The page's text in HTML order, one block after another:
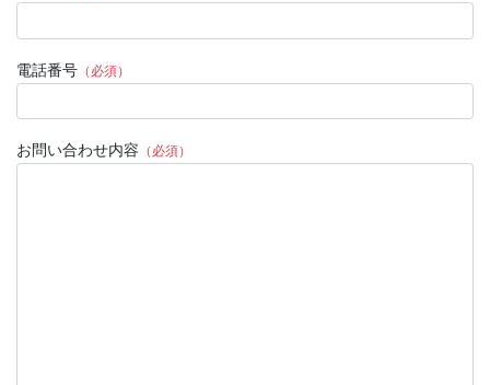
電話番号 （必須）
お問い合わせ内容 （必須）